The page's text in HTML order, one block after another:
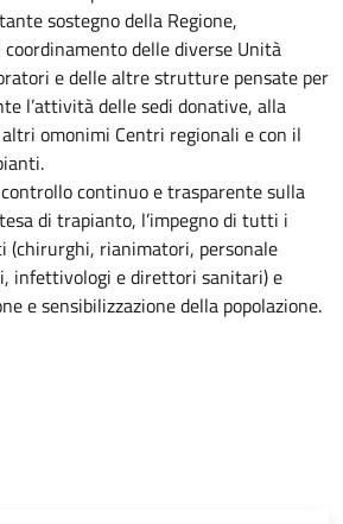
sostegno della Regione,
coordinamento delle diverse Unità
e delle altre strutture pensate per
l’attività delle sedi donative, alla
omonimi Centri regionali e con il
continuo e trasparente sulla
di trapianto, l’impegno di tutti i
(chirurghi, rianimatori, personale
infettivologi e direttori sanitari) e
e sensibilizzazione della popolazione.